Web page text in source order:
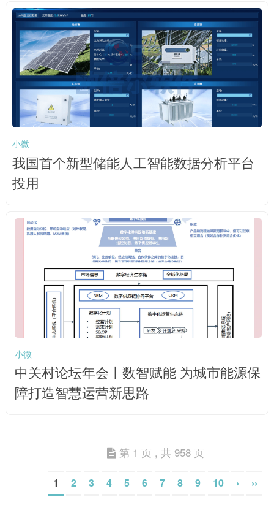
小微
我国首个新型储能人工智能数据分析平台
投用
小微
中关村论坛年会丨数智赋能 为城市能源保
障打造智慧运营新思路
第 1 页 , 共 958 页
1 2 3 4 5 6 7 8 9 10 › ››